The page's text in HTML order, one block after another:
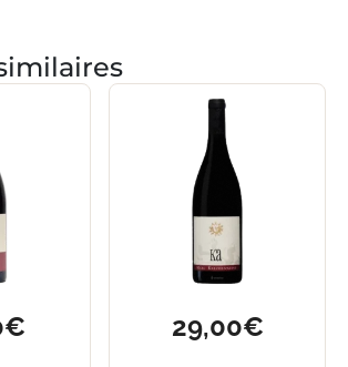
€ 29,00€